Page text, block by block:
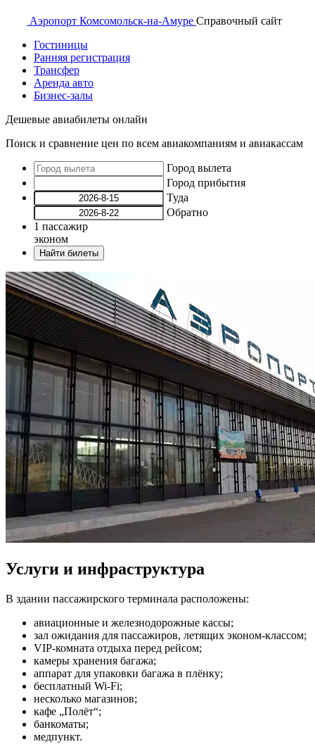
Аэропорт Комсомольск-на-Амуре Справочный сайт
Гостиницы
Ранняя регистрация
Трансфер
Аренда авто
Бизнес-залы
Дешевые авиабилеты онлайн
Поиск и сравнение цен по всем авиакомпаниям и авиакассам
Город вылета
Город прибытия
Туда
Обратно
1 пассажир
эконом
Найти билеты
Услуги и инфраструктура
В здании пассажирского терминала расположены:
авиационные и железнодорожные кассы;
зал ожидания для пассажиров, летящих эконом-классом;
VIP-комната отдыха перед рейсом;
камеры хранения багажа;
аппарат для упаковки багажа в плёнку;
бесплатный Wi-Fi;
несколько магазинов;
кафе „Полëт“;
банкоматы;
медпункт.